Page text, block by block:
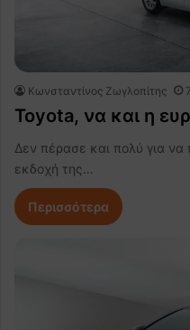
Κωνσταντίνος Ζωγλοπίτης
Toyota, να και η
Δεν πέρασε και πολύ για να
εκδοχή της…
Περισσότερα